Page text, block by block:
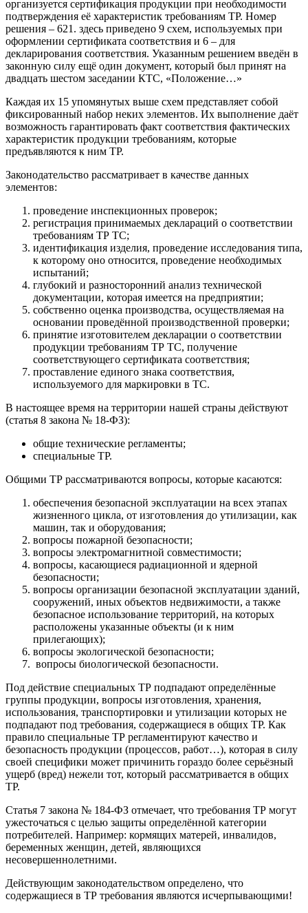
организуется сертификация продукции при необходимости
подтверждения её характеристик требованиям ТР. Номер
решения – 621. здесь приведено 9 схем, используемых при
оформлении сертификата соответствия и 6 – для
декларирования соответствия. Указанным решением введён в
законную силу ещё один документ, который был принят на
двадцать шестом заседании КТС, «Положение…»
Каждая их 15 упомянутых выше схем представляет собой
фиксированный набор неких элементов. Их выполнение даёт
возможность гарантировать факт соответствия фактических
характеристик продукции требованиям, которые
предъявляются к ним ТР.
Законодательство рассматривает в качестве данных
элементов:
проведение инспекционных проверок;
регистрация принимаемых деклараций о соответствии
требованиям ТР ТС;
идентификация изделия, проведение исследования типа,
к которому оно относится, проведение необходимых
испытаний;
глубокий и разносторонний анализ технической
документации, которая имеется на предприятии;
собственно оценка производства, осуществляемая на
основании проведённой производственной проверки;
принятие изготовителем декларации о соответствии
продукции требованиям ТР ТС, получение
соответствующего сертификата соответствия;
проставление единого знака соответствия,
используемого для маркировки в ТС.
В настоящее время на территории нашей страны действуют
(статья 8 закона № 18-ФЗ):
общие технические регламенты;
специальные ТР.
Общими ТР рассматриваются вопросы, которые касаются:
обеспечения безопасной эксплуатации на всех этапах
жизненного цикла, от изготовления до утилизации, как
машин, так и оборудования;
вопросы пожарной безопасности;
вопросы электромагнитной совместимости;
вопросы, касающиеся радиационной и ядерной
безопасности;
вопросы организации безопасной эксплуатации зданий,
сооружений, иных объектов недвижимости, а также
безопасное использование территорий, на которых
расположены указанные объекты (и к ним
прилегающих);
вопросы экологической безопасности;
вопросы биологической безопасности.
Под действие специальных ТР подпадают определённые
группы продукции, вопросы изготовления, хранения,
использования, транспортировки и утилизации которых не
подпадают под требования, содержащиеся в общих ТР. Как
правило специальные ТР регламентируют качество и
безопасность продукции (процессов, работ…), которая в силу
своей специфики может причинить гораздо более серьёзный
ущерб (вред) нежели тот, который рассматривается в общих
ТР.
Статья 7 закона № 184-ФЗ отмечает, что требования ТР могут
ужесточаться с целью защиты определённой категории
потребителей. Например: кормящих матерей, инвалидов,
беременных женщин, детей, являющихся
несовершеннолетними.
Действующим законодательством определено, что
содержащиеся в ТР требования являются исчерпывающими!